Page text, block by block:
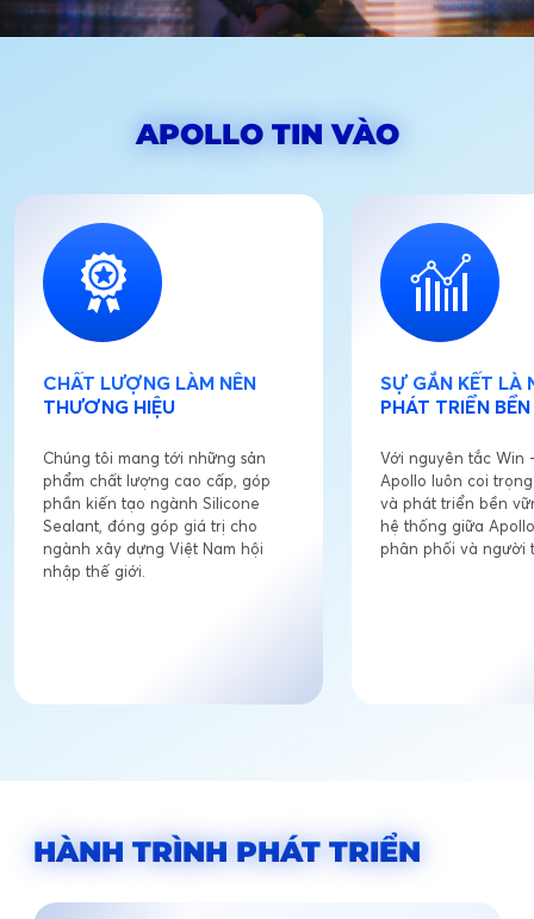
APOLLO TIN VÀO
CHẤT LƯỢNG LÀM NÊN
THƯƠNG HIỆU
Chúng tôi mang tới những sản
phẩm chất lượng cao cấp, góp
phần kiến tạo ngành Silicone
Sealant, đóng góp giá trị cho
ngành xây dựng Việt Nam hội
nhập thế giới.
SỰ GẮN KẾT LÀ
PHÁT TRIỂN
Với nguyên tắc Win
Apollo luôn coi
và phát triển bền
hệ thống giữa
phân phối và người
HÀNH TRÌNH PHÁT TRIỂN